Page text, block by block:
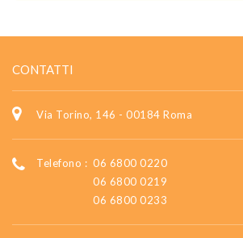
CONTATTI
Via Torino, 146 - 00184 Roma
Telefono : 06 6800 0220
06 6800 0219
06 6800 0233